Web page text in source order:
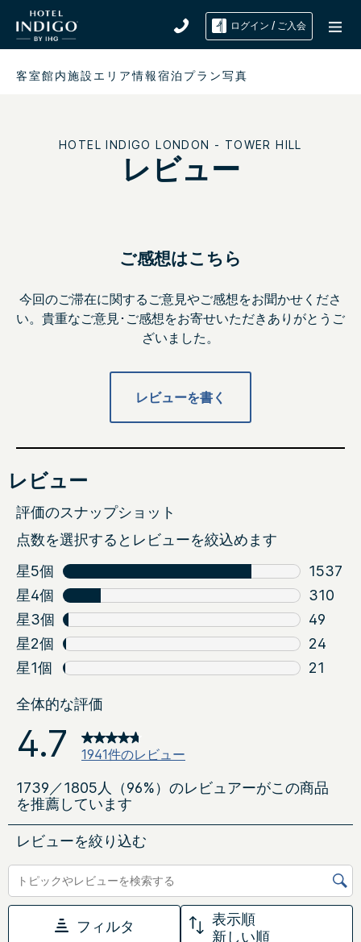
ログイン / ご入会
客室館内施設 エリア情報宿泊プラン写真
HOTEL INDIGO LONDON - TOWER HILL
レビュー
ご感想はこちら
今回のご滞在に関するご意見やご感想をお聞かせくださ
い。貴重なご意見･ご感想をお寄せいただきありがとうご
ざいました。
レビューを書く